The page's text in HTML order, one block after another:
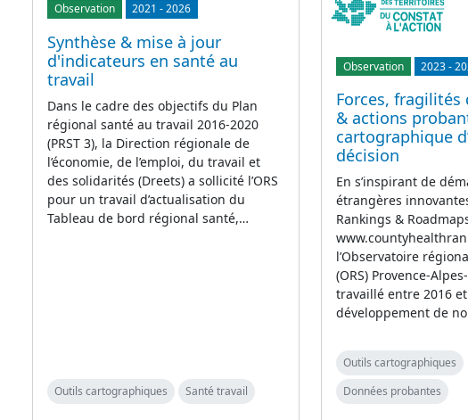
Observation 2021 -2026
Synthèse & mise à jour
d'indicateurs en santé au
travail
Dans le cadre des objectifs du Plan
régional santé au travail 2016-2020
(PRST 3), la Direction régionale de
l’économie, de l’emploi, du travail et
des solidarités (Dreets) a sollicité l’ORS
pour un travail d’actualisation du
Tableau de bord régional santé,…
Outils cartographiques Santé travail
Observation 2023-
Forces,
& actions
cartographique
décision
En s’inspirant de
étrangères
Rankings &
l’Observatoire
(ORS) Provence-
travaillé entre 2016
développement de
Outils cartographiques
Données probantes